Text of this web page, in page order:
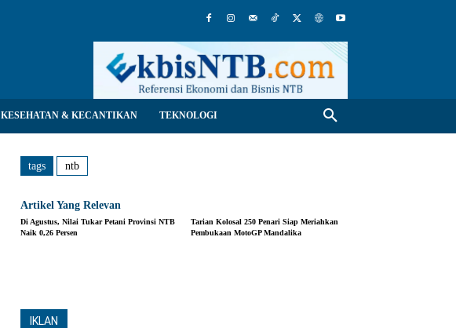
KESEHATAN & KECANTIKAN TEKNOLOGI
tags ntb
Artikel Yang Relevan
Di Agustus, Nilai Tukar Petani Provinsi NTB
Naik 0,26 Persen
Tarian Kolosal 250 Penari Siap Meriahkan
Pembukaan MotoGP Mandalika
IKLAN